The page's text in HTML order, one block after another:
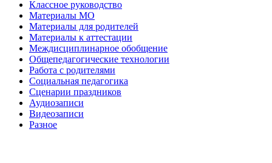
Классное руководство
Материалы МО
Материалы для родителей
Материалы к аттестации
Междисциплинарное обобщение
Общепедагогические технологии
Работа с родителями
Социальная педагогика
Сценарии праздников
Аудиозаписи
Видеозаписи
Разное